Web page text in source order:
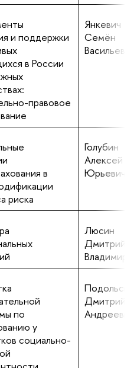
и поддержки
в России
правовое
Янкевич
Семён
Васильевич
в
риска
Голубин
Алексей
Юрьевич
Люсин
Дмитрий
по
у
социально-
Дмитрий
Андреевич